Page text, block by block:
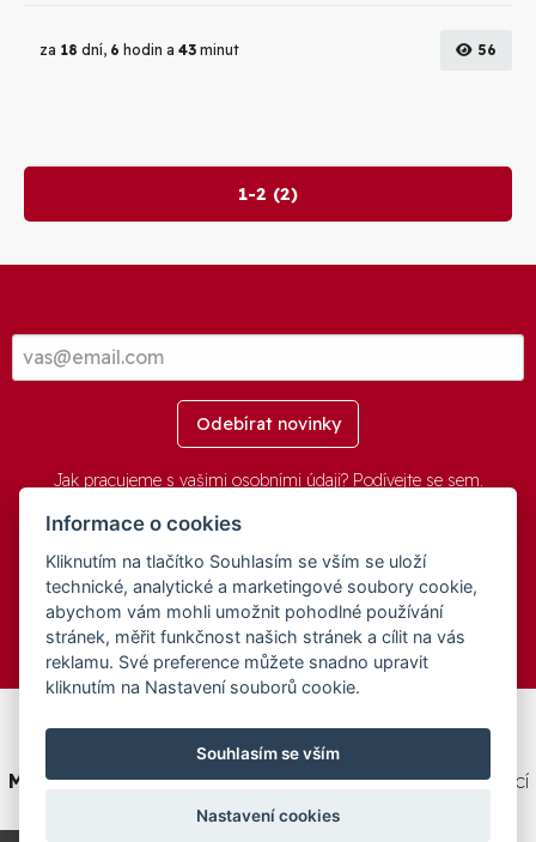
za 18 dní, 6 hodin a 43 minut 56
1-2 (2)
Odebírat novinky
Jak pracujeme s vašimi osobními údaji? Podívejte se sem.
© 2016-2026 -aGovernment.cz&Obec Oznice. Software:
aGovernment, Verze:4.0.1.1 - Beta. Číslo Licence: 74274001
Všechna práva vyhrazenaOchrana osobních údajů,Přístupnost
Tento web byl spolufinancován v rámci programu
Medializujeme ČESKO.czna podporu a modernizaci obcí
ČR.
Informace o cookies
Kliknutím na tlačítko Souhlasím se vším se uloží
technické, analytické a marketingové soubory cookie,
abychom vám mohli umožnit pohodlné používání
stránek, měřit funkčnost našich stránek a cílit na vás
reklamu. Své preference můžete snadno upravit
kliknutím na Nastavení souborů cookie.
Souhlasím se vším
Nastavení cookies